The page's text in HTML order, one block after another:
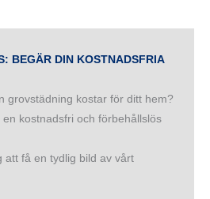
BEGÄR DIN KOSTNADSFRIA
grovstädning kostar för ditt hem?
en kostnadsfri och förbehållslös
att få en tydlig bild av vårt